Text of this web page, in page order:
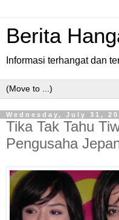
Berita
Informasi terhangat dan
Wednesday, July 31,
Tika Tak Tahu
Pengusaha